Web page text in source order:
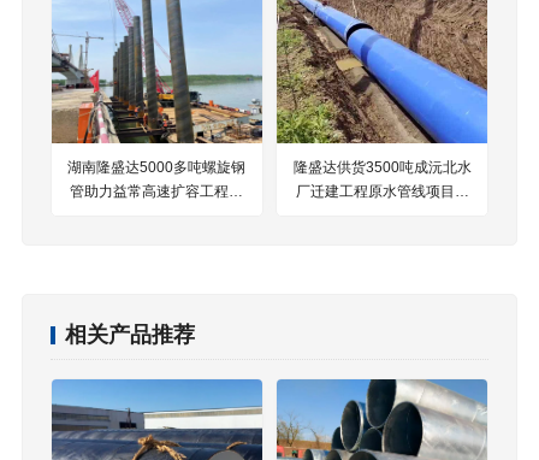
湖南隆盛达5000多吨螺旋钢
管助力益常高速扩容工程项
隆盛达供货3500吨成沅北水
厂迁建工程原水管线项目钢
相关产品推荐